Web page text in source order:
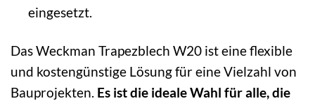
eingesetzt.
Das Weckman Trapezblech W20 ist eine flexible
und kostengünstige Lösung für eine Vielzahl von
Bauprojekten. Es ist die ideale Wahl für alle, die